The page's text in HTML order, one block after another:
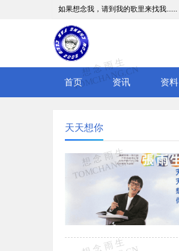
如果想念我，请到我的歌里来找我......
首页 资讯 资料
天天想你